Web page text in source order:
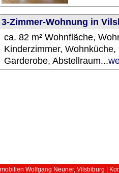
3-Zimmer-Wohnung in
ca. 82 m² Wohnfläche,
Kinderzimmer,
Garderobe, Abstellraum...
Wolfgang Neuner, Vilsbiburg |